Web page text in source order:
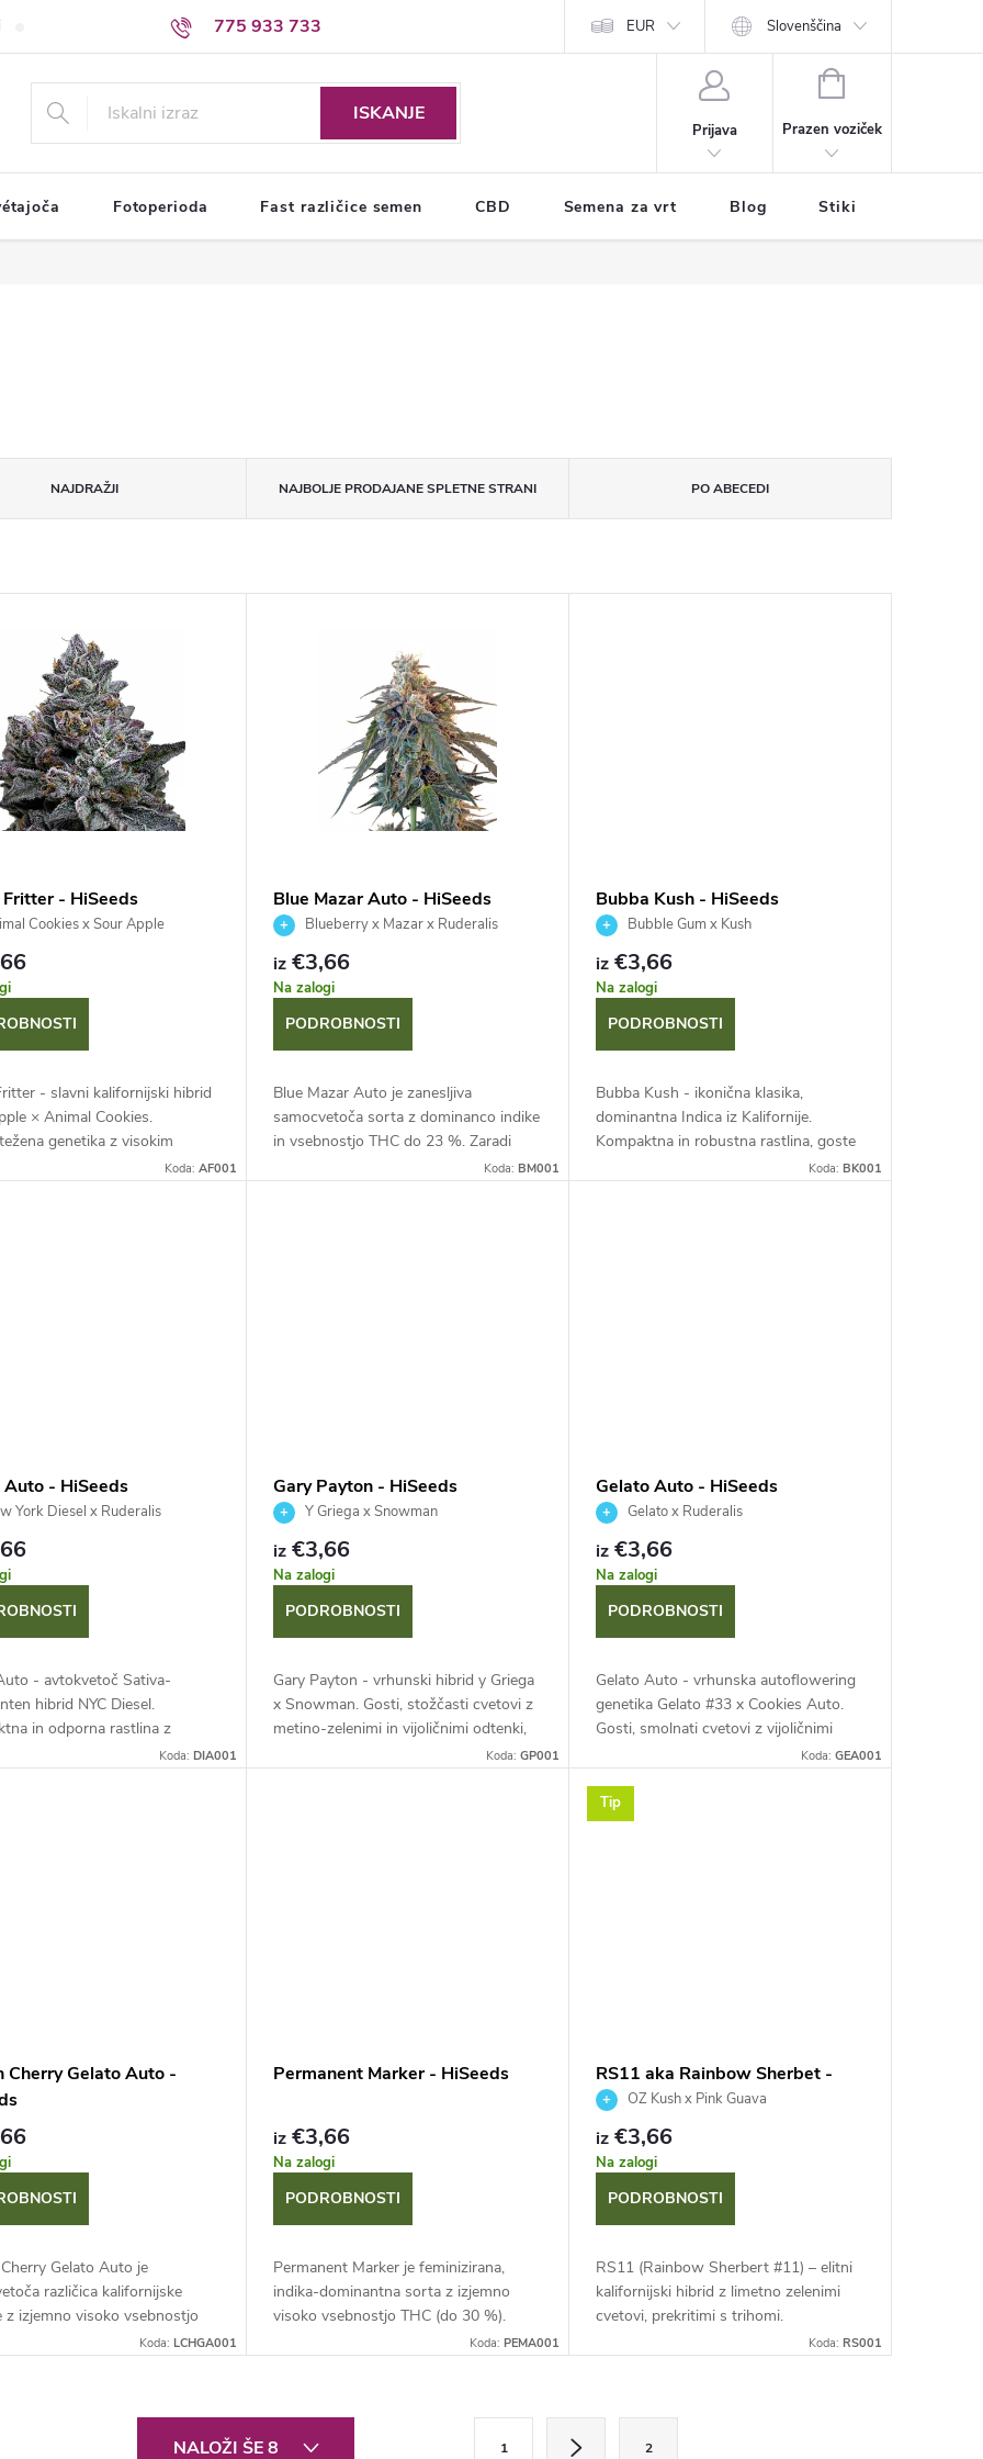
775 933 733
Pogoji varstva osebnih podatkov EUR Slovenščina
ISKANJE
Prijava
NAKUPOVALNI
Prazen voziček
Fotoperioda Fast različice semen CBD Semena za vrt Blog Stiki
NAJDRAŽJI NAJBOLJE PRODAJANE SPLETNE STRANI PO ABECEDI
- HiSeeds
Cookies x Sour Apple
- slavni kalifornijski hibrid
× Animal Cookies.
genetika z visokim
Koda: AF001
Blue Mazar Auto - HiSeeds
Blueberry x Mazar x Ruderalis
iz€3,66
Na zalogi
PODROBNOSTI
Blue Mazar Auto je zanesljiva
samocvetoča sorta z dominanco indike
in vsebnostjo THC do 23 %. Zaradi
hitrega življenjskega cikla 9-10 tednov
Koda: BM001
Bubba Kush - HiSeeds
Bubble Gum x Kush
iz€3,66
Na zalogi
PODROBNOSTI
Bubba Kush - ikonična klasika,
dominantna Indica iz Kalifornije.
Kompaktna in robustna rastlina, goste
smolnate vršičke z vijoličnimi odtenki,
Koda: BK001
Auto - HiSeeds
York Diesel x Ruderalis
- avtokvetoč Sativa-
hibrid NYC Diesel.
in odporna rastlina z
bleščečimi cvetovi, ikonično
Koda: DIA001
Gary Payton - HiSeeds
Y Griega x Snowman
iz€3,66
Na zalogi
PODROBNOSTI
Gary Payton - vrhunski hibrid y Griega
x Snowman. Gosti, stožčasti cvetovi z
metino-zelenimi in vijoličnimi odtenki,
bleščečimi trihomi, kompleksno plinsko,
Koda: GP001
Gelato Auto - HiSeeds
Gelato x Ruderalis
iz€3,66
Na zalogi
PODROBNOSTI
Gelato Auto - vrhunska autoflowering
genetika Gelato #33 x Cookies Auto.
Gosti, smolnati cvetovi z vijoličnimi
Koda: GEA001
Cherry Gelato Auto -
Gelato Auto je
različica kalifornijske
z izjemno visoko vsebnostjo
28,5 %). Ponuja bliskovit
Koda: LCHGA001
Permanent Marker - HiSeeds
iz€3,66
Na zalogi
PODROBNOSTI
Permanent Marker je feminizirana,
indika-dominantna sorta z izjemno
visoko vsebnostjo THC (do 30 %).
Ponuja robustno rast, odlične pridelke
Koda: PEMA001
Tip
RS11 aka Rainbow Sherbet -
HiSeedsOZ Kush x Pink Guava
iz€3,66
Na zalogi
PODROBNOSTI
RS11 (Rainbow Sherbert #11) – elitni
kalifornijski hibrid z limetno zelenimi
cvetovi, prekritimi s trihomi.
Kompleksna aroma sladkega sherbeta,
Koda: RS001
NALOŽI ŠE 8 1 2